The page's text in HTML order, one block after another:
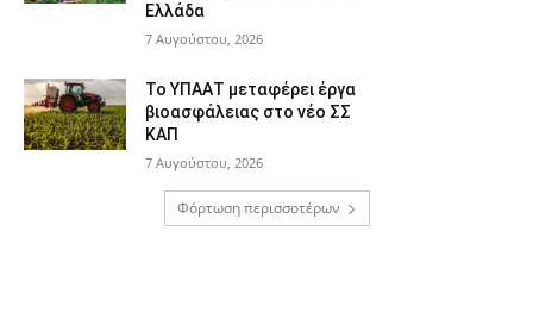
Ελλάδα
7 Αυγούστου, 2026
Το ΥΠΑΑΤ μεταφέρει έργα
βιοασφάλειας στο νέο ΣΣ
ΚΑΠ
7 Αυγούστου, 2026
Φόρτωση περισσοτέρων